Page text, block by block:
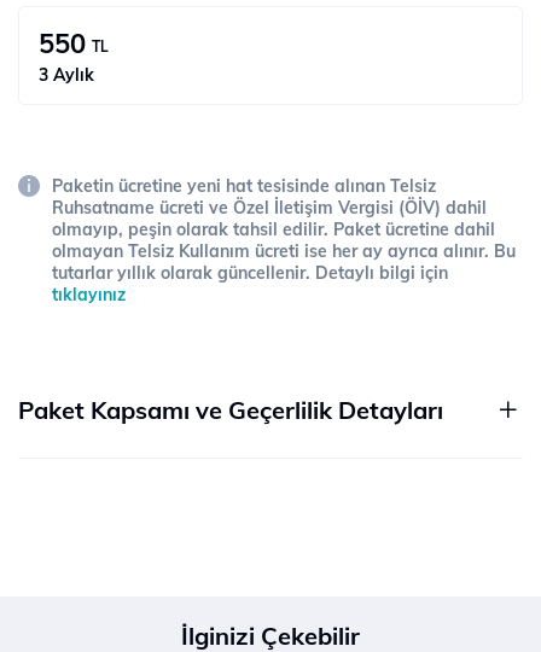
550 TL
3 Aylık
Paketin ücretine yeni hat tesisinde alınan Telsiz
Ruhsatname ücreti ve Özel İletişim Vergisi (ÖİV) dahil
olmayıp, peşin olarak tahsil edilir. Paket ücretine dahil
olmayan Telsiz Kullanım ücreti ise her ay ayrıca alınır. Bu
tutarlar yıllık olarak güncellenir. Detaylı bilgi için
tıklayınız
Paket Kapsamı ve Geçerlilik Detayları
İlginizi Çekebilir